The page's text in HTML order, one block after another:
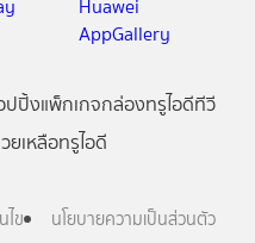
ปปิ้งแพ็กเกจกล่องทรูไอดีทีวี
ยเหลือทรูไอดี
ไข
นโยบายความเป็นส่วนตัว